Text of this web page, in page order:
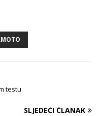
testu
SLJEDEĆI ČLANAK